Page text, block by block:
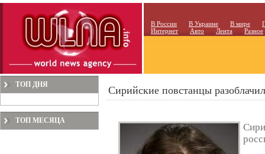
В России В Украине В мире
Интернет
Авто Лента Разное
ТОП ДНЯ
ТОП МЕСЯЦА
Сирийские повстанцы